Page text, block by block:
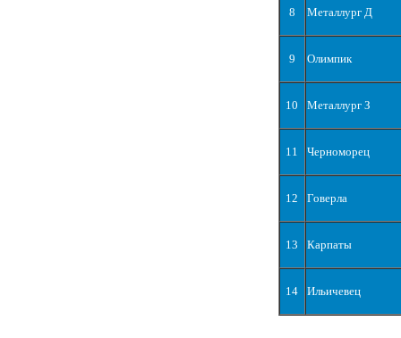
8 Металлург Д
9 Олимпик
10 Металлург З
11 Черноморец
12 Говерла
13 Карпаты
14 Ильичевец